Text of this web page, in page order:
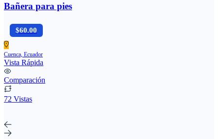
Bañera para pies
$60.00
Cuenca, Ecuador
Vista Rápida
Comparación
72 Vistas